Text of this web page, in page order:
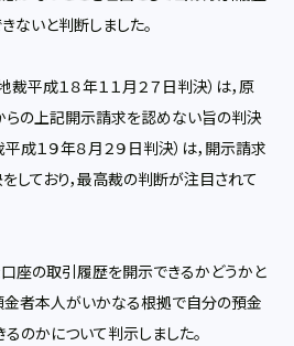
ないと判断しました。
平成１８年１１月２７日判決）は，原
の上記開示請求を認めない旨の判決
成１９年８月２９日判決）は，開示請求
しており，最高裁の判断が注目されて
座の取引履歴を開示できるかどうかと
金者本人がいかなる根拠で自分の預金
のかについて判示しました。